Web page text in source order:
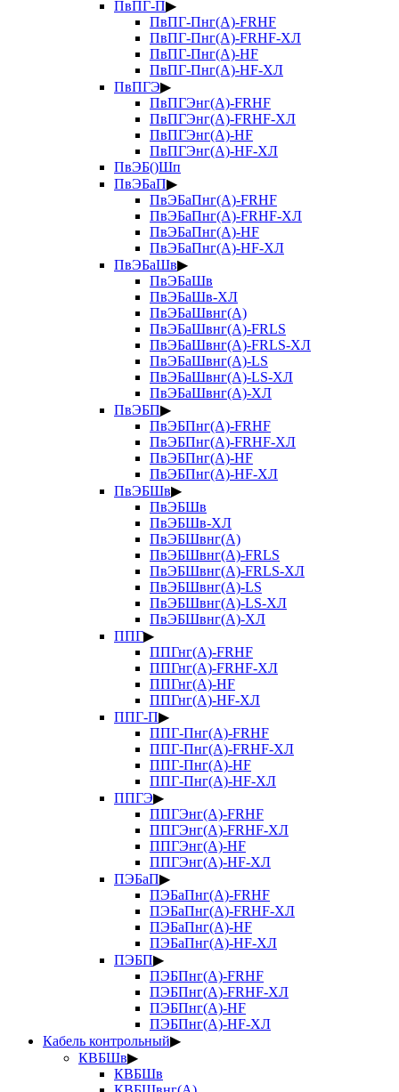
ПвПГ-П▶
ПвПГ-Пнг(А)-FRHF
ПвПГ-Пнг(А)-FRHF-ХЛ
ПвПГ-Пнг(А)-HF
ПвПГ-Пнг(А)-HF-ХЛ
ПвПГЭ▶
ПвПГЭнг(А)-FRHF
ПвПГЭнг(А)-FRHF-ХЛ
ПвПГЭнг(А)-HF
ПвПГЭнг(А)-HF-ХЛ
ПвЭБ()Шп
ПвЭБаП▶
ПвЭБаПнг(А)-FRHF
ПвЭБаПнг(А)-FRHF-ХЛ
ПвЭБаПнг(А)-HF
ПвЭБаПнг(А)-HF-ХЛ
ПвЭБаШв▶
ПвЭБаШв
ПвЭБаШв-ХЛ
ПвЭБаШвнг(А)
ПвЭБаШвнг(А)-FRLS
ПвЭБаШвнг(А)-FRLS-ХЛ
ПвЭБаШвнг(А)-LS
ПвЭБаШвнг(А)-LS-ХЛ
ПвЭБаШвнг(А)-ХЛ
ПвЭБП▶
ПвЭБПнг(А)-FRHF
ПвЭБПнг(А)-FRHF-ХЛ
ПвЭБПнг(А)-HF
ПвЭБПнг(А)-HF-ХЛ
ПвЭБШв▶
ПвЭБШв
ПвЭБШв-ХЛ
ПвЭБШвнг(А)
ПвЭБШвнг(А)-FRLS
ПвЭБШвнг(А)-FRLS-ХЛ
ПвЭБШвнг(А)-LS
ПвЭБШвнг(А)-LS-ХЛ
ПвЭБШвнг(А)-ХЛ
ППГ▶
ППГнг(А)-FRHF
ППГнг(А)-FRHF-ХЛ
ППГнг(А)-HF
ППГнг(А)-HF-ХЛ
ППГ-П▶
ППГ-Пнг(А)-FRHF
ППГ-Пнг(А)-FRHF-ХЛ
ППГ-Пнг(А)-HF
ППГ-Пнг(А)-HF-ХЛ
ППГЭ▶
ППГЭнг(А)-FRHF
ППГЭнг(А)-FRHF-ХЛ
ППГЭнг(А)-HF
ППГЭнг(А)-HF-ХЛ
ПЭБаП▶
ПЭБаПнг(А)-FRHF
ПЭБаПнг(А)-FRHF-ХЛ
ПЭБаПнг(А)-HF
ПЭБаПнг(А)-HF-ХЛ
ПЭБП▶
ПЭБПнг(А)-FRHF
ПЭБПнг(А)-FRHF-ХЛ
ПЭБПнг(А)-HF
ПЭБПнг(А)-HF-ХЛ
Кабель контрольный▶
КВБШв▶
КВБШв